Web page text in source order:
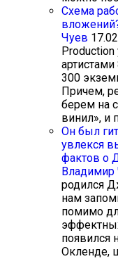
Схема
Чуев
Production
300
Причем,
берем на
винил», и
Он был
увлекся
фактов о
Владимир
родился
нам
помимо
появился
Окленде,